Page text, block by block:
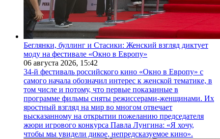
Беглянки, буллинг и Стасики: Женский взгляд диктует
моду на фестивале «Окно в Европу»
06 августа 2026, 15:42
34-й фестиваль российского кино «Окно в Европу» с
самого начала обозначил интерес к женской тематике, в
том числе и потому, что первые показанные в
программе фильмы сняты режиссерами-женщинами. Их
яростный взгляд на мир во многом отвечает
высказанному на открытии пожеланию председателя
жюри игрового конкурса Павла Лунгина: «Я хочу,
чтобы мы увидели дикое, непредсказуемое кино».